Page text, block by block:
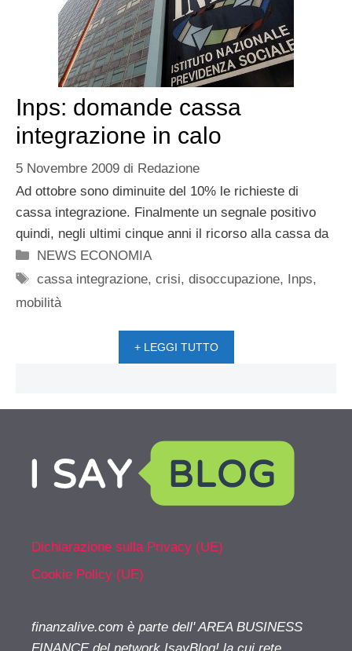
Inps: domande cassa
integrazione in calo
5 Novembre 2009 di Redazione
Ad ottobre sono diminuite del 10% le richieste di
cassa integrazione. Finalmente un segnale positivo
quindi, negli ultimi cinque anni il ricorso alla cassa da
Categorie
NEWS ECONOMIA
Tag
cassa integrazione,crisi,disoccupazione, Inps,
mobilità
+ LEGGI TUTTO
Dichiarazione sulla Privacy (UE)
Cookie Policy (UE)
finanzalive.com è parte dell' AREA BUSINESS